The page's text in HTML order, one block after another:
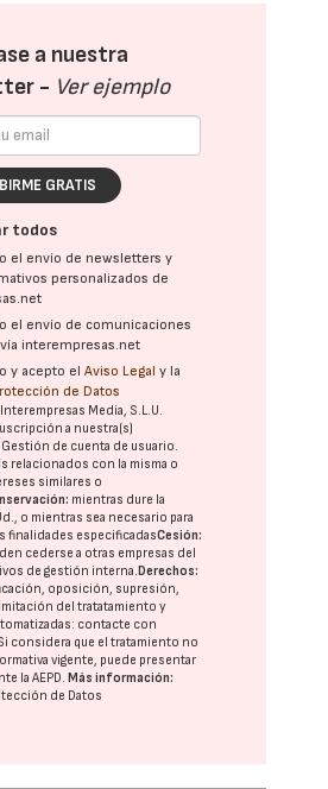
a nuestra
- Ver ejemplo
GRATIS
todos
el envío de newsletters y
personalizados de
el envío de comunicaciones
interempresas.net
y acepto elAviso Legal y la
de Datos
Interempresas Media, S.L.U.
a nuestra(s)
de cuenta de usuario.
relacionados con la misma o
similares o
mientras dure la
o mientras sea necesario para
finalidades especificadasCesión:
cederse a otras empresas del
de gestión interna.Derechos:
oposición, supresión,
del tratatamiento y
contacte con
considera que el tratamiento no
vigente, puede presentar
laAEPD.Más información:
de Datos